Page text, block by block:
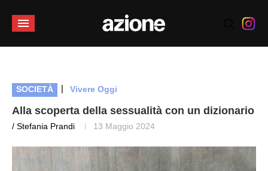
SOCIETÀ | Vivere Oggi
Alla scoperta della sessualità con un dizionario
/ Stefania Prandi 13 Maggio 2024